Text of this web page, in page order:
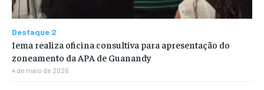
Destaque 2
Iema realiza oficina consultiva para apresentação do
zoneamento da APA de Guanandy
4 de maio de 2026